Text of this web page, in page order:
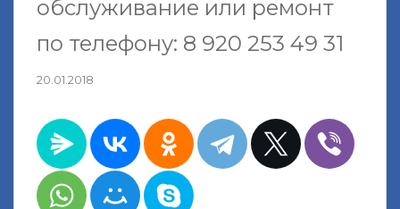
обслуживание или ремонт
по телефону: 8 920 253 49 31
20.01.2018